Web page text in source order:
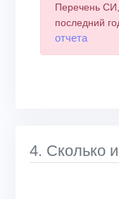
Перечень
последний
отчета
4. Сколько